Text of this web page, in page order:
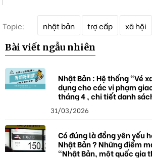
Topic:
h
a
nhật bản trợ cấp xã hội
Bài viết ngẫu nhiên
Nhật Bản : Hệ thống "Vé
dụng cho các vi phạm
tháng 4 , chi tiết danh
31/03/2026
Có đúng là đồng yên yếu
Nhật Bản ? Những điểm
"Nhật Bản, một quốc gia